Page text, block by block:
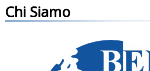
T
Chi Siamo